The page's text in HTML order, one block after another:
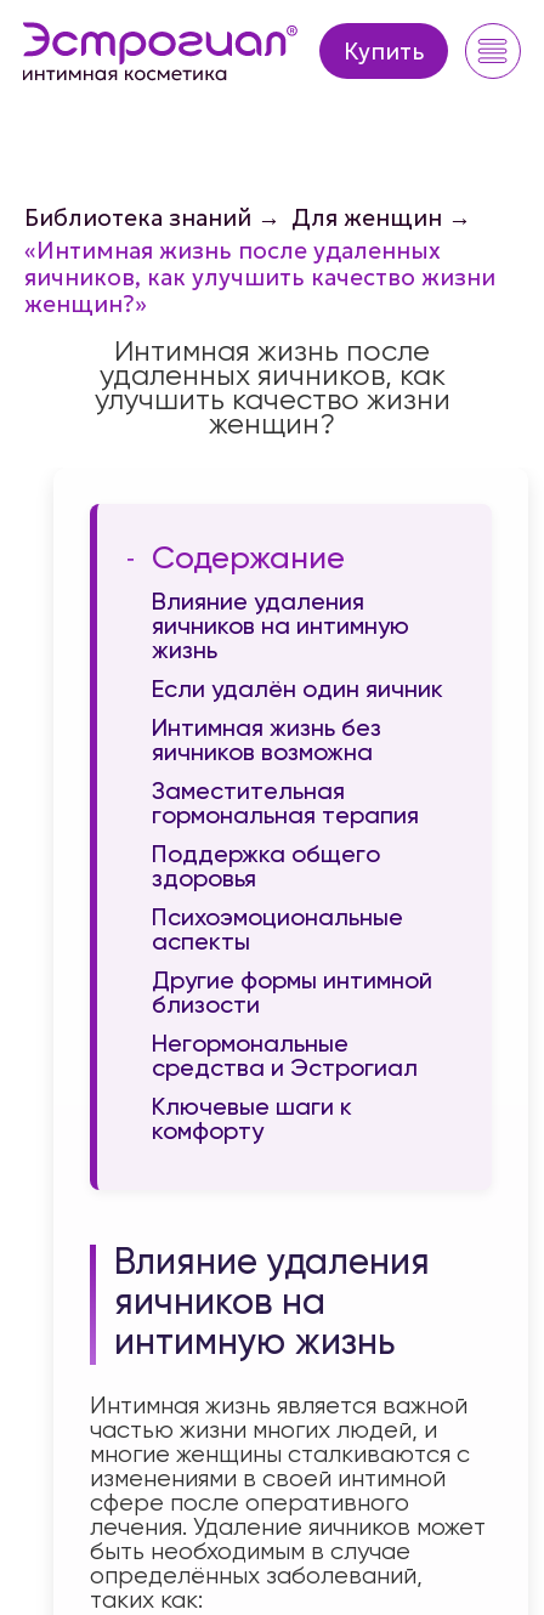
Купить
Купить
Библиотека знаний → Для женщин →
«Интимная жизнь после удаленных
яичников, как улучшить качество жизни
женщин?»
Интимная жизнь после
удаленных яичников, как
улучшить качество жизни
женщин?
Содержание
Влияние удаления
яичников на интимную
жизнь
Если удалён один яичник
Интимная жизнь без
яичников возможна
Заместительная
гормональная терапия
Поддержка общего
здоровья
Психоэмоциональные
аспекты
Другие формы интимной
близости
Негормональные
средства и Эстрогиал
Ключевые шаги к
комфорту
Влияние удаления
яичников на
интимную жизнь
Интимная жизнь является важной
частью жизни многих людей, и
многие женщины сталкиваются с
изменениями в своей интимной
сфере после оперативного
лечения. Удаление яичников может
быть необходимым в случае
определённых заболеваний,
таких как: